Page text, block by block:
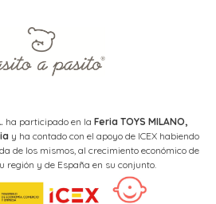
ha participado en la Feria TOYS MILANO,
y ha contado con el apoyo de ICEX habiendo
de los mismos, al crecimiento económico de
región y de España en su conjunto.